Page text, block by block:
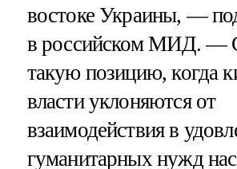
востоке Украины, —
в российском МИД. —
такую позицию, когда
власти уклоняются от
взаимодействия в
гуманитарных нужд